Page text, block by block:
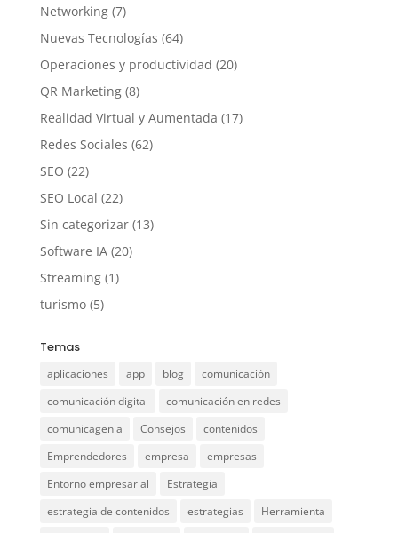
Networking(7)
Nuevas Tecnologías (64)
Operaciones y productividad (20)
QR Marketing(8)
Realidad Virtual y Aumentada (17)
Redes Sociales (62)
SEO (22)
SEO Local (22)
Sin categorizar(13)
Software IA(20)
Streaming(1)
turismo(5)
Temas
aplicaciones app blog
comunicación
comunicación digital
comunicación en redes
comunicagenia
Consejos
contenidos
Emprendedores
empresa
empresas
Entorno empresarial
Estrategia
estrategia de contenidos
estrategias
Herramienta